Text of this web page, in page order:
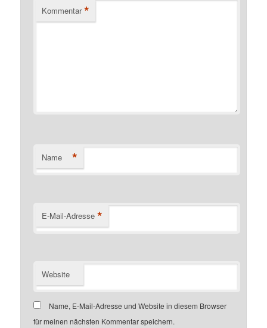
Kommentar *
Name *
E-Mail-Adresse *
Website
Name, E-Mail-Adresse und Website in diesem Browser
für meinen nächsten Kommentar speichern.